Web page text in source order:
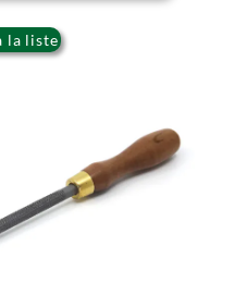
la liste